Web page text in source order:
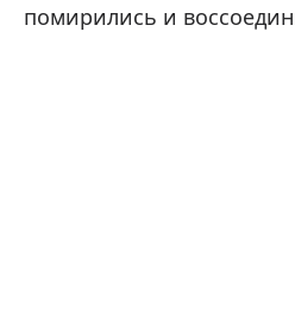
помирились и